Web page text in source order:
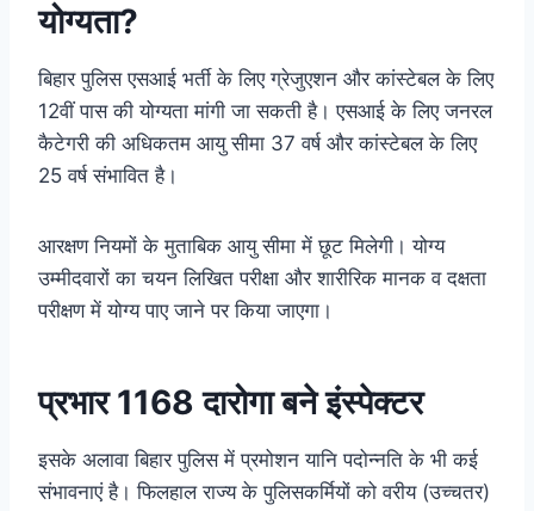
योग्यता?
बिहार पुलिस एसआई भर्ती के लिए ग्रेजुएशन और कांस्टेबल के लिए
12वीं पास की योग्यता मांगी जा सकती है। एसआई के लिए जनरल
कैटेगरी की अधिकतम आयु सीमा 37 वर्ष और कांस्टेबल के लिए
25 वर्ष संभावित है।
आरक्षण नियमों के मुताबिक आयु सीमा में छूट मिलेगी। योग्य
उम्मीदवारों का चयन लिखित परीक्षा और शारीरिक मानक व दक्षता
परीक्षण में योग्य पाए जाने पर किया जाएगा।
प्रभार 1168 दारोगा बने इंस्पेक्टर
इसके अलावा बिहार पुलिस में प्रमोशन यानि पदोन्नति के भी कई
संभावनाएं है। फिलहाल राज्य के पुलिसकर्मियों को वरीय (उच्चतर)